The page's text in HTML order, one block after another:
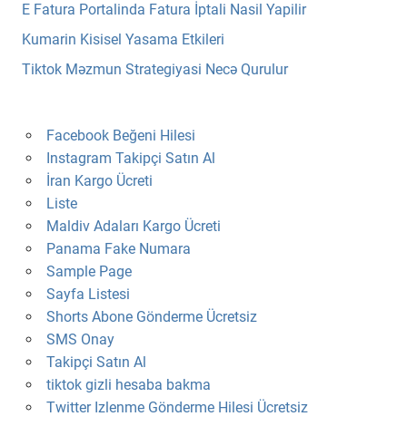
E Fatura Portalinda Fatura İptali Nasil Yapilir
Kumarin Kisisel Yasama Etkileri
Tiktok Məzmun Strategiyasi Necə Qurulur
Facebook Beğeni Hilesi
Instagram Takipçi Satın Al
İran Kargo Ücreti
Liste
Maldiv Adaları Kargo Ücreti
Panama Fake Numara
Sample Page
Sayfa Listesi
Shorts Abone Gönderme Ücretsiz
SMS Onay
Takipçi Satın Al
tiktok gizli hesaba bakma
Twitter Izlenme Gönderme Hilesi Ücretsiz